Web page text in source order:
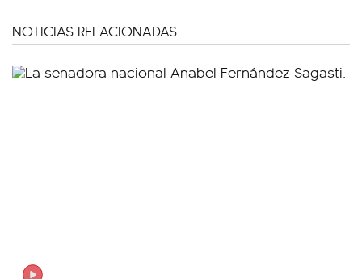
NOTICIAS RELACIONADAS